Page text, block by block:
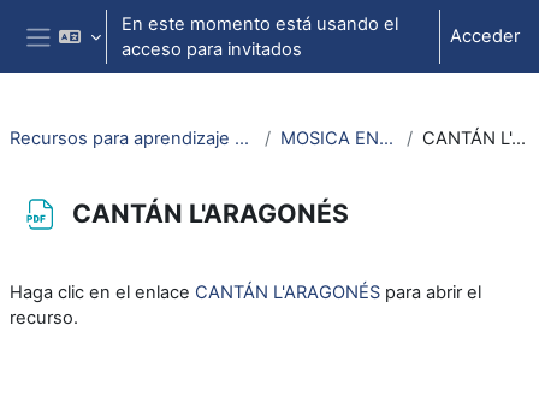
Salta al contenido principal
Panel lateral
En este momento está usando el
acceso para invitados
Acceder
Recursos para aprendizaje de lengua aragonesa MOSICA EN ARAGONÉS CANTÁN L'ARAGONÉS
CANTÁN L'ARAGONÉS
Haga clic en el enlace CANTÁN L'ARAGONÉS para abrir el
recurso.